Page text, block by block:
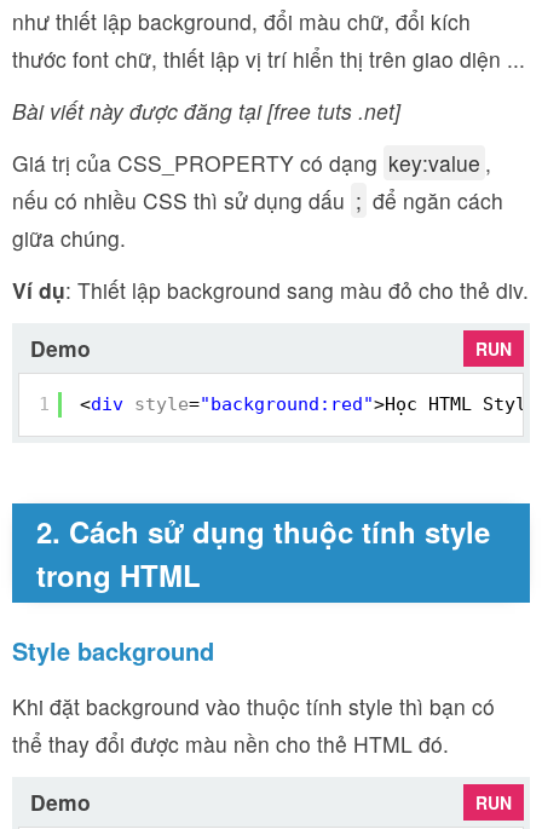
như thiết lập background, đổi màu chữ, đổi kích
thước font chữ, thiết lập vị trí hiển thị trên giao diện ...
Bài viết này được đăng tại [free tuts .net]
Giá trị của CSS_PROPERTY có dạng key:value ,
nếu có nhiều CSS thì sử dụng dấu ; để ngăn cách
giữa chúng.
Ví dụ: Thiết lập background sang màu đỏ cho thẻ div.
Demo
RUN
1 <div style="background:red">Học HTML
2. Cách sử dụng thuộc tính style
trong HTML
Style background
Khi đặt background vào thuộc tính style thì bạn có
thể thay đổi được màu nền cho thẻ HTML đó.
Demo
RUN